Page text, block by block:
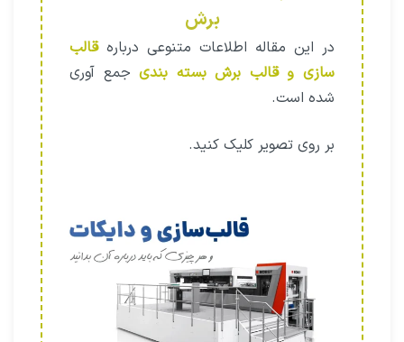
برش
در این مقاله اطلاعات متنوعی دربارهقالب
سازی و قالب برش بسته بندیجمع آوری
شده است.
بر روی تصویر کلیک کنید.